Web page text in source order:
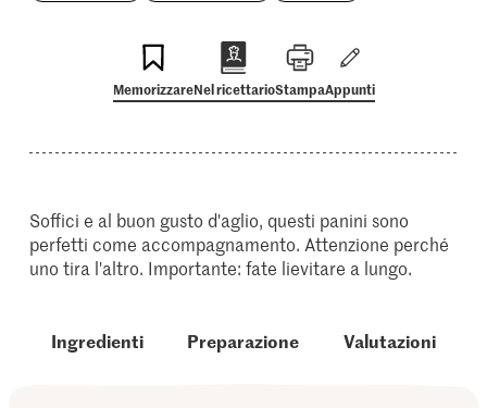
MemorizzareNel ricettarioStampaAppunti
Soffici e al buon gusto d'aglio, questi panini sono
perfetti come accompagnamento. Attenzione perché
uno tira l'altro. Importante: fate lievitare a lungo.
Ingredienti Preparazione Valutazioni